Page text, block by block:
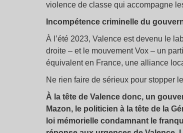
violence de classe qui accompagne
Incompétence criminelle du
À l’été 2023, Valence est devenu le
droite – et le mouvement Vox – un
équivalent en France, une alliance
Ne rien faire de sérieux pour stopper
À la tête de Valence donc, un
Mazon, le politicien à la tête de la
loi mémorielle condamnant le